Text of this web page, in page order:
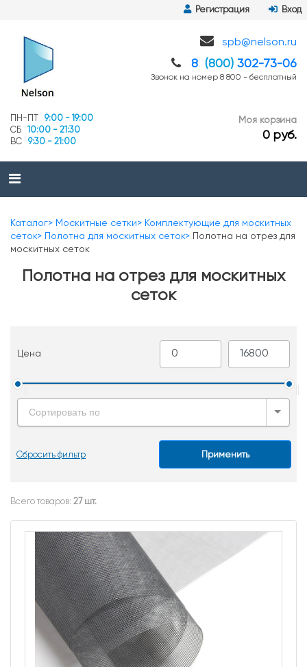
Регистрация Вход
spb@nelson.ru
8 (800) 302-73-06
Звонок на номер 8 800 - бесплатный
ПН-ПТ
9:00 - 19:00
СБ
10:00 - 21:30
ВС
9:30 - 21:00
Моя корзина
0 руб.
Каталог Москитные сетки
Комплектующие для москитных
сеток
Полотна для москитных сеток
Полотна на отрез для
москитных сеток
Полотна на отрез для москитных
сеток
Цена
Сортировать по
Сбросить фильтр Применить
Всего товаров: 27 шт.